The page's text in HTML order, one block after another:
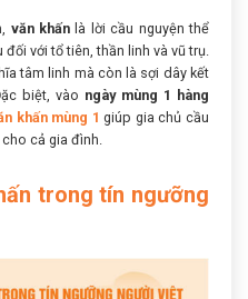
văn khấn là lời cầu nguyện thể
với tổ tiên, thần linh và vũ trụ.
tâm linh mà còn là sợi dây kết
biệt, vào ngày mùng 1 hàng
khấn mùng 1 giúp gia chủ cầu
cả gia đình.
trong tín ngưỡng